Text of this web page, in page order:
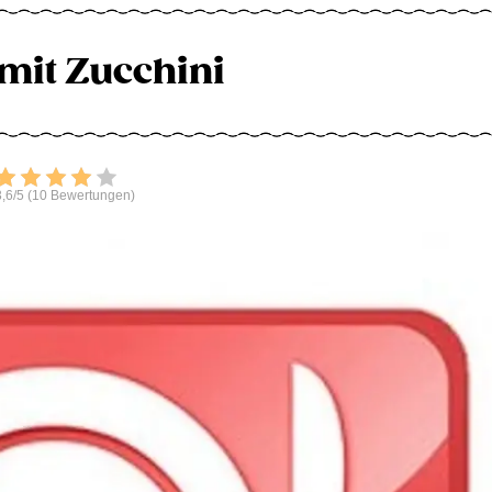
Zucchini
Bewerten
5 (10 Bewertungen)